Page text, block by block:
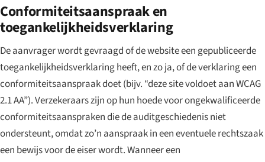
Conformiteitsaanspraak en
toegankelijkheidsverklaring
De aanvrager wordt gevraagd of de website een gepubliceerde
toegankelijkheidsverklaring heeft, en zo ja, of de verklaring een
conformiteitsaanspraak doet (bijv. “deze site voldoet aan WCAG
2.1 AA”). Verzekeraars zijn op hun hoede voor ongekwalificeerde
conformiteitsaanspraken die de auditgeschiedenis niet
ondersteunt, omdat zo’n aanspraak in een eventuele rechtszaak
een bewijs voor de eiser wordt. Wanneer een